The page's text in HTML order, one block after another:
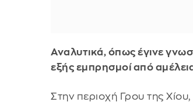
Αναλυτικά, όπως έγινε
εξής εμπρησμοί από
Στην περιοχή Γρου της